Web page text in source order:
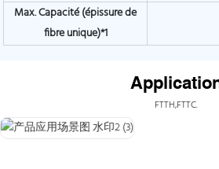
Max. Capacité (épissure de
fibre unique)*1
FTTH,FTTC.